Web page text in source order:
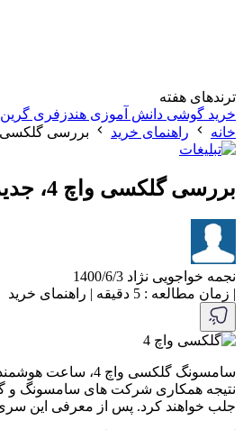
ترندهای هفته
خرید گوشی دانش آموزی هندزفری گرین
خانه
راهنمای خرید بررسی گلکسی واچ 4، جدید ترین گجت
بررسی گلکسی واچ 4، جدید ترین گجت پوشیدنی سامسونگ
نجمه خواجویی نژاد 1400/6/3
| زمان مطالعه : 5 دقیقه | راهنمای خرید
جلب خواهند کرد. پس از معرفی این سری